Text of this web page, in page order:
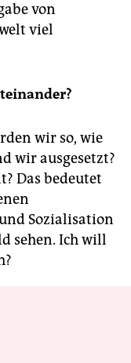
von
viel
wir so, wie
wir ausgesetzt?
Das bedeutet
Sozialisation
sehen. Ich will